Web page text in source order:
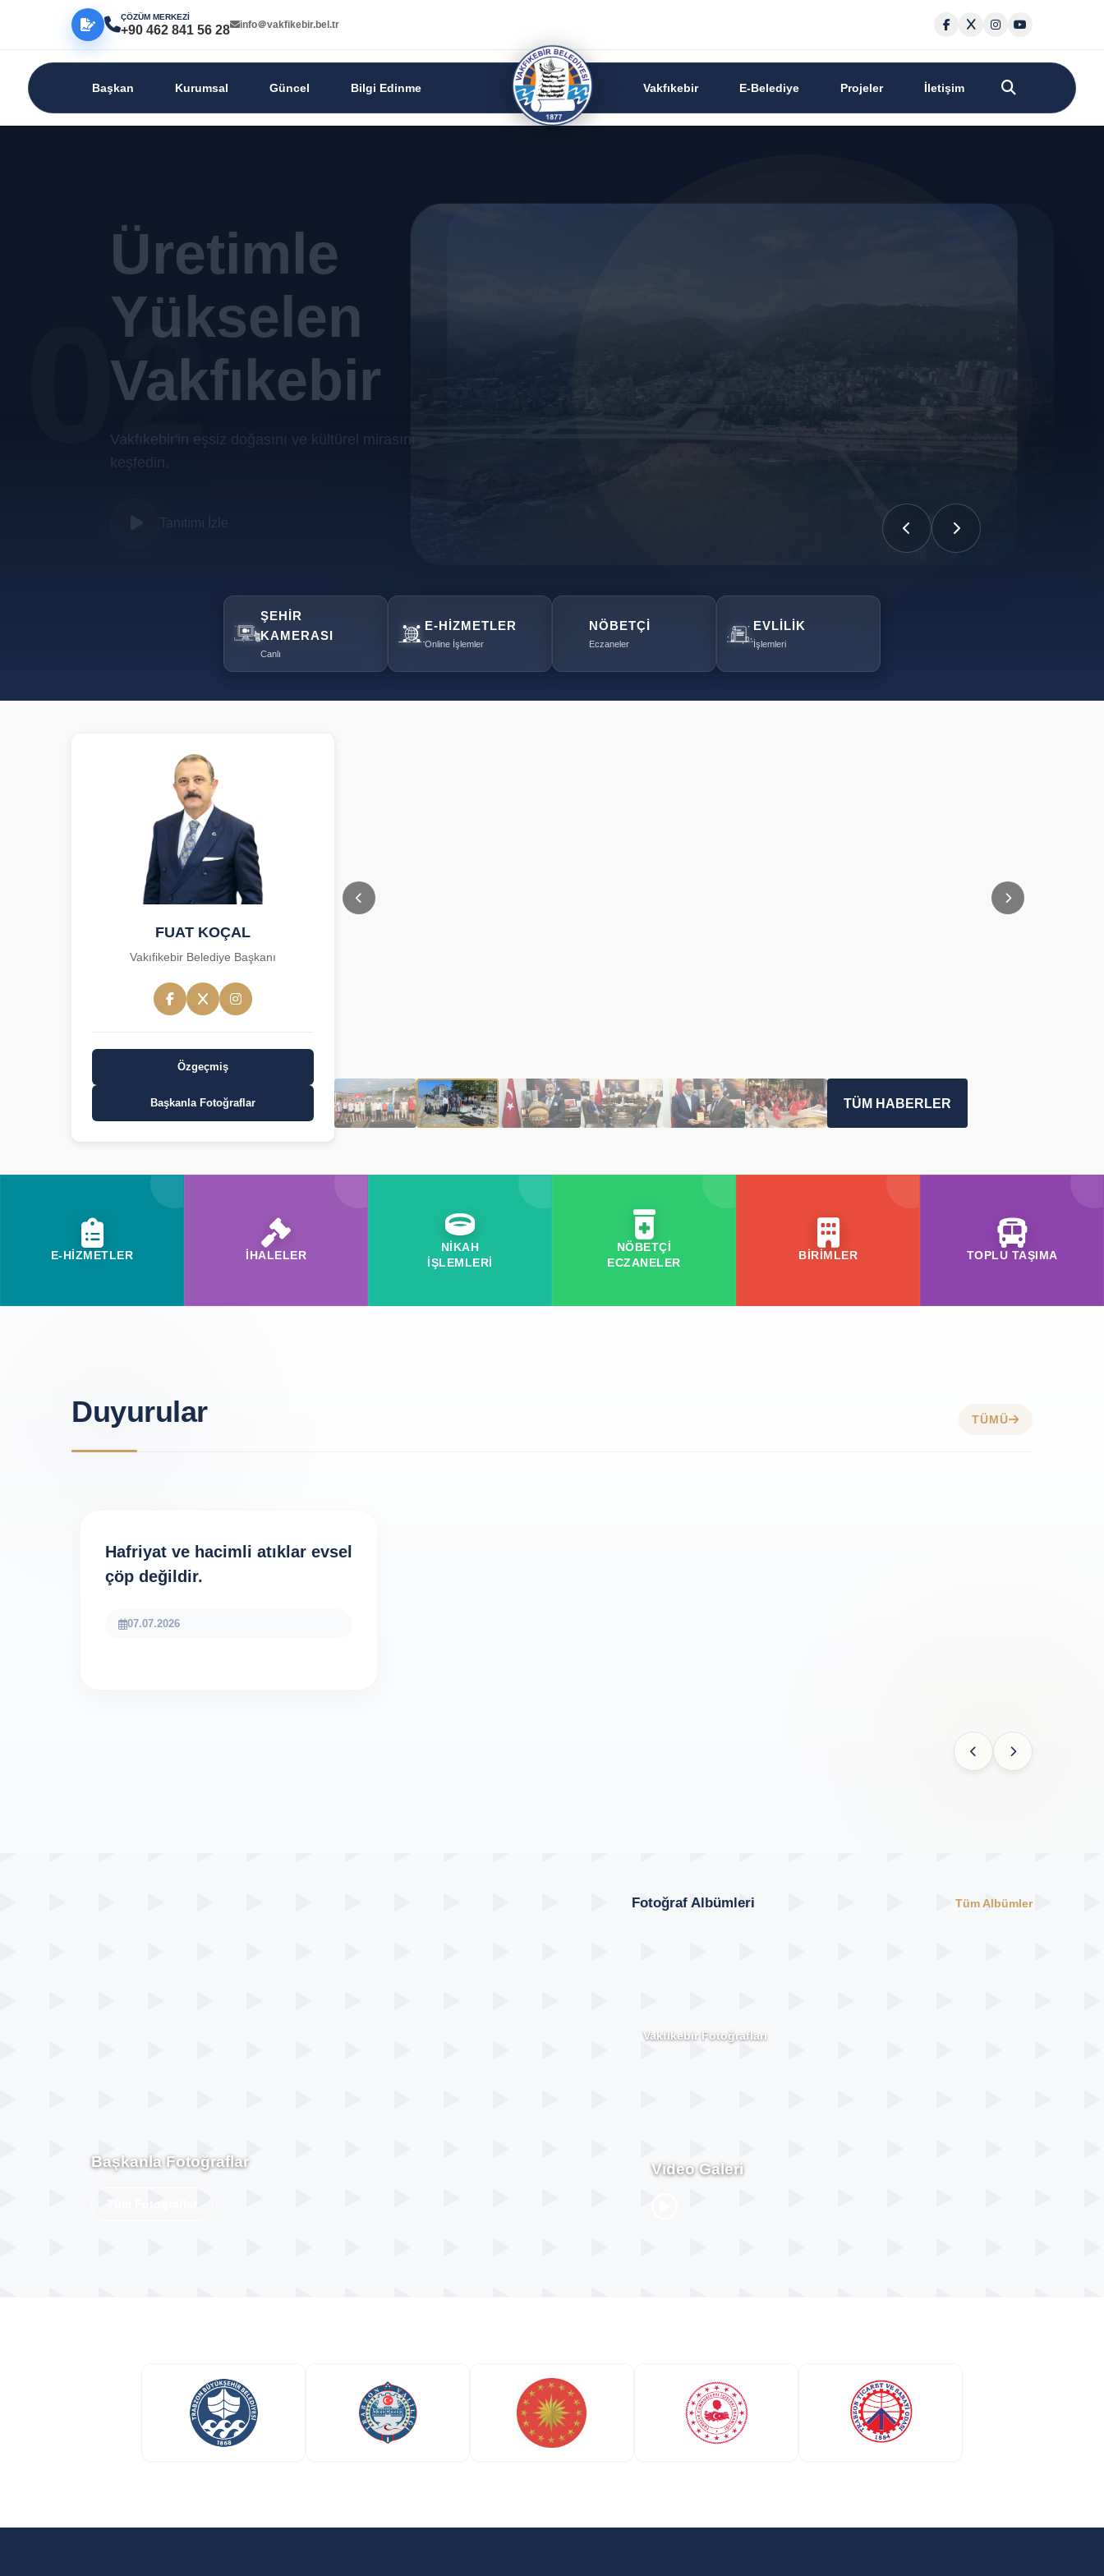
ÇÖZÜM MERKEZİ
+90 462 841 56 28 info＠vakfikebir.bel.tr
Başkan Kurumsal Güncel Bilgi Edinme Vakfıkebir E-Belediye Projeler İletişim
02
Üretimle
Yükselen
Vakfıkebir
Vakfıkebir'in eşsiz doğasını ve kültürel mirasını
keşfedin.
Tanıtımı İzle
ŞEHIR
KAMERASI
Canlı
E-HIZMETLER
Online İşlemler
NÖBETÇI
Eczaneler
EVLILIK
İşlemleri
FUAT KOÇAL
Vakıfikebir Belediye Başkanı
Özgeçmiş
Başkanla Fotoğraflar TÜM HABERLER
E-HİZMETLER İHALELER
NİKAH
İŞLEMLERİ
NÖBETÇİ
ECZANELER
BİRİMLER TOPLU TAŞIMA
Duyurular TÜMÜ
Hafriyat ve hacimli atıklar evsel
çöp değildir.
07.07.2026
Başkanla Fotoğraflar
Fotoğraf Albümleri Tüm Albümler
Vakfıkebir Fotoğrafları
Video Galeri